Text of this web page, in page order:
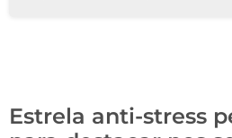
Estrela anti-stress